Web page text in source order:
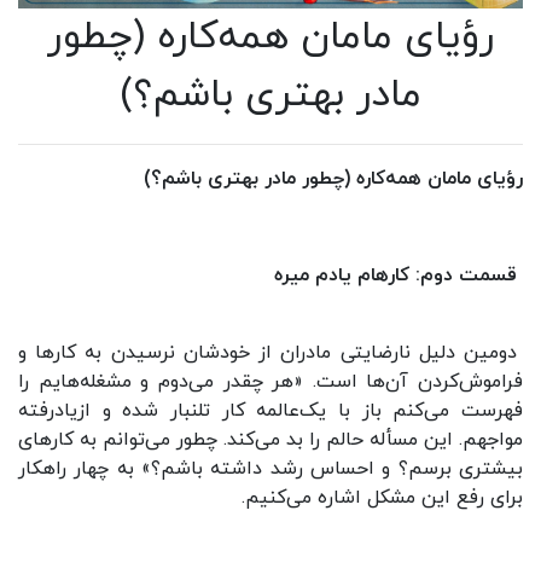
رؤیای مامان همه‌کاره (چطور
مادر بهتری باشم؟)
رؤیای مامان همه‌کاره (چطور مادر بهتری باشم؟)
قسمت دوم: کارهام یادم میره
دومین دلیل نارضایتی مادران از خودشان نرسیدن به کارها و
فراموش‌کردن آن‌ها است. «هر چقدر می‌دوم و مشغله‌هایم را
فهرست می‌کنم باز با یک‌عالمه کار تلنبار شده و ازیادرفته
مواجهم. این مسأله حالم را بد می‌کند. چطور می‌توانم به کارهای
بیشتری برسم؟ و احساس رشد داشته باشم؟» به چهار راهکار
برای رفع این مشکل اشاره می‌کنیم.